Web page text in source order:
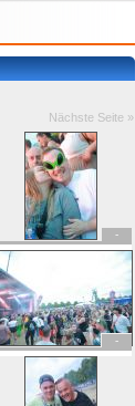
Nächste Seite »
-
-